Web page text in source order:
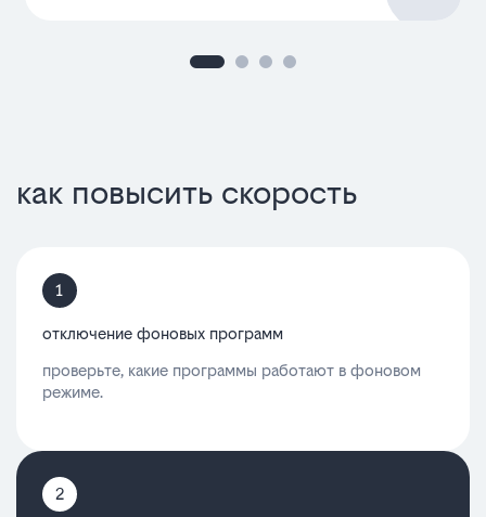
как повысить скорость
1
отключение фоновых программ
проверьте, какие программы работают в фоновом
режиме.
2